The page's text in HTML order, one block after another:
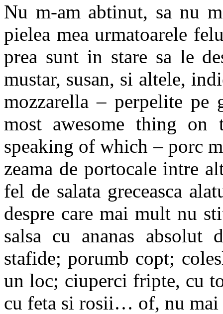
Nu m-am abtinut, sa nu
pielea mea urmatoarele
prea sunt in stare sa le
mustar, susan, si altele,
mozzarella – perpelite
most awesome thing
speaking of which – porc
zeama de portocale intre
fel de salata greceasca
despre care mai mult nu
salsa cu ananas absolut
stafide; porumb copt;
un loc; ciuperci fripte, cu
cu feta si rosii… of, nu